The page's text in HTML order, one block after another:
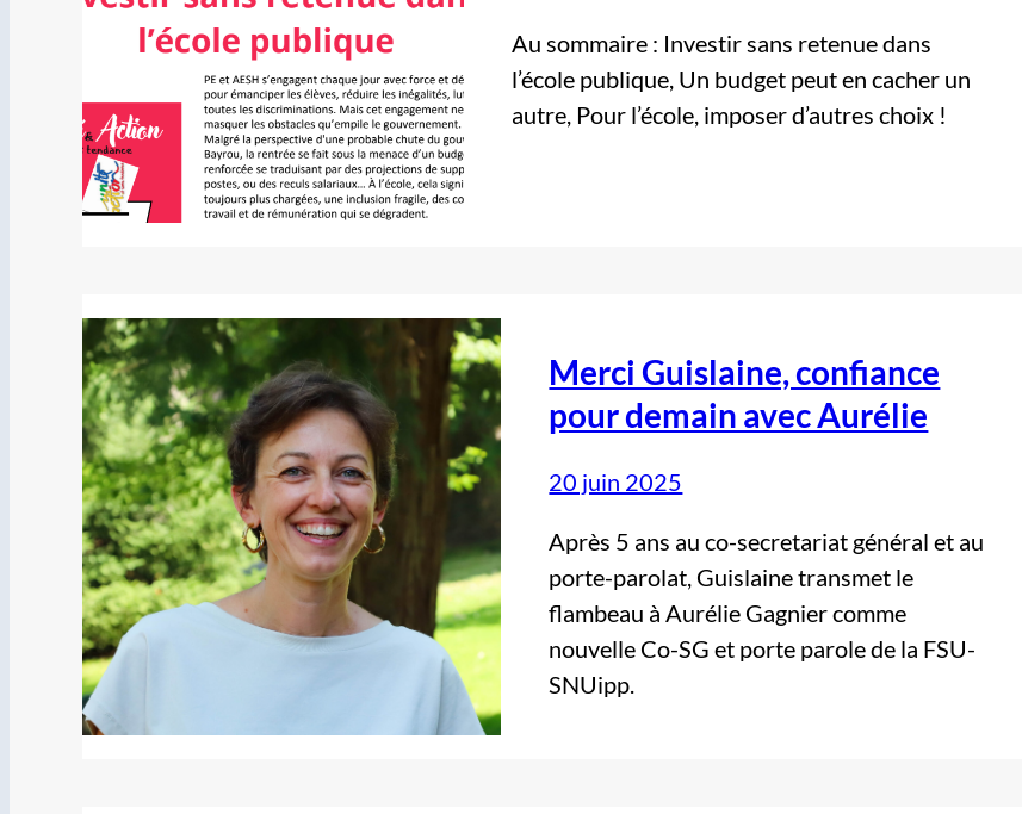
Au sommaire : Investir sans retenue dans
l’école publique, Un budget peut en cacher un
autre, Pour l’école, imposer d’autres choix !
Merci Guislaine, confiance
pour demain avec Aurélie
20 juin 2025
Après 5 ans au co-secretariat général et au
porte-parolat, Guislaine transmet le
flambeau à Aurélie Gagnier comme
nouvelle Co-SG et porte parole de la FSU-
SNUipp.